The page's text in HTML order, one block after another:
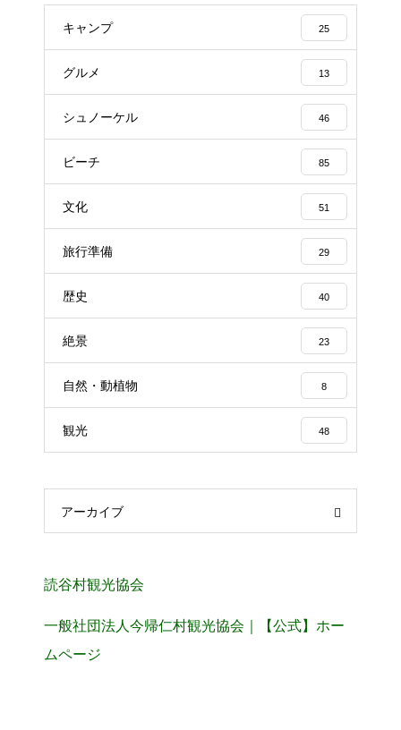
キャンプ 25
グルメ 13
シュノーケル 46
ビーチ 85
文化 51
旅行準備 29
歴史 40
絶景 23
自然・動植物 8
観光 48
アーカイブ
読谷村観光協会
一般社団法人今帰仁村観光協会｜【公式】ホー
ムページ